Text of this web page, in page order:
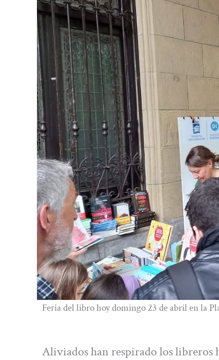
Feria del libro hoy domingo 23 de abril en la
Aliviados han respirado los libreros